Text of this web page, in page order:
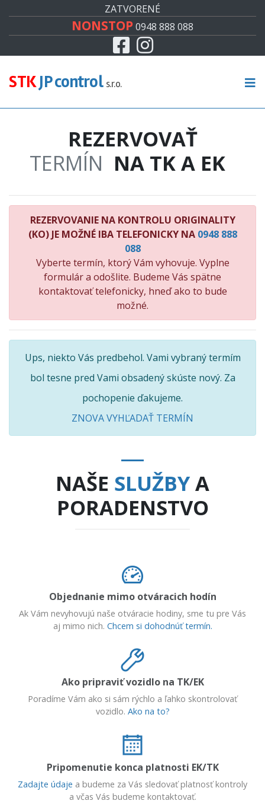
ZATVORENÉ
NONSTOP0948 888 088
FacebookInstagram
STKJP control s.r.o.
REZERVOVAŤ
TERMÍN NA TK A EK
REZERVOVANIE NA KONTROLU ORIGINALITY
(KO) JE MOŽNÉ IBA TELEFONICKY NA 0948 888
088
Vyberte termín, ktorý Vám vyhovuje. Vyplne
formulár a odošlite. Budeme Vás spätne
kontaktovať telefonicky, hneď ako to bude
možné.
Ups, niekto Vás predbehol. Vami vybraný termím
bol tesne pred Vami obsadený skúste nový. Za
pochopenie ďakujeme.
ZNOVA VYHĽADAŤ TERMÍN
NAŠE SLUŽBYA
PORADENSTVO
Objednanie mimo otváracich hodín
Ak Vám nevyhovujú naše otváracie hodiny, sme tu pre Vás
aj mimo nich. Chcem si dohodnúť termín.
Ako pripraviť vozidlo na TK/EK
Poradíme Vám ako si sám rýchlo a ľahko skontrolovať
vozidlo. Ako na to?
Pripomenutie konca platnosti EK/TK
Zadajte údaje a budeme za Vás sledovať platnosť kontroly
a včas Vás budeme kontaktovať.
TECHNICKÁ KONTROLA
EMISNÁ KONTROLA
KONTROLA ORIGINALITY
RECENZIE
KONTAKT